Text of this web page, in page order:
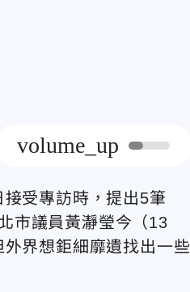
volume_up
受專訪時，提出5筆
市議員黃瀞瑩今（13
界想鉅細靡遺找出一些